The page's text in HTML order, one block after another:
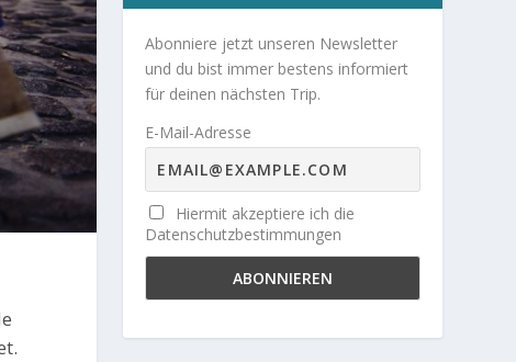
Abonniere jetzt unseren Newsletter
und du bist immer bestens informiert
für deinen nächsten Trip.
E-Mail-Adresse
Hiermit akzeptiere ich die
Datenschutzbestimmungen